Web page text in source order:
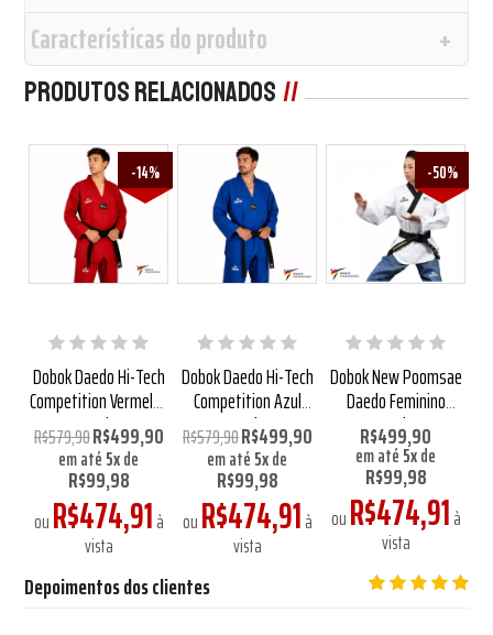
Características do produto
Produtos Relacionados
Dobok Daedo Hi-Tech
Competition Vermelho
Aprovado WT
R$579,90R$499,90
em até5xde
R$99,98
ouR$474,91à
vista
-14%
Dobok Daedo Hi-Tech
Competition Azul
Aprovado WT
R$579,90R$499,90
em até5xde
R$99,98
ouR$474,91à
vista
Dobok New Poomsae
Daedo Feminino
Aprovado WT
R$499,90
em até5xde
R$99,98
ouR$474,91à
vista
-50%
Depoimentos dos clientes